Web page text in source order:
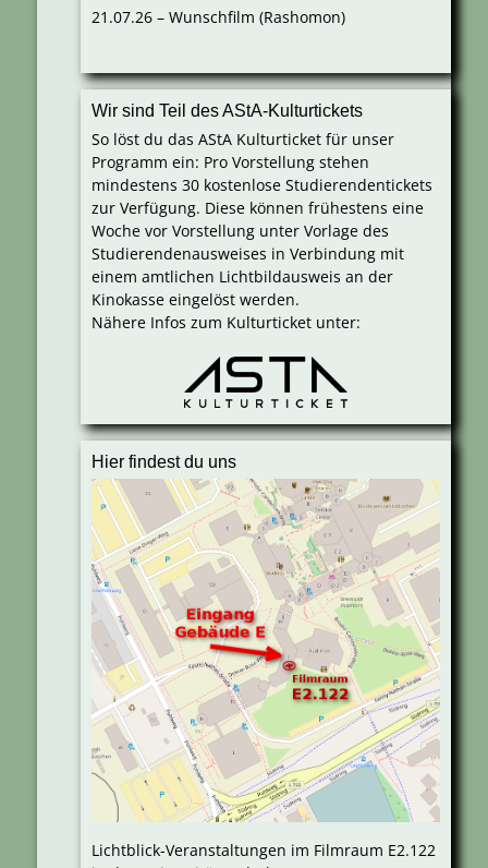
21.07.26 – Wunschfilm (Rashomon)
Wir sind Teil des AStA-Kulturtickets
So löst du das AStA Kulturticket für unser
Programm ein: Pro Vorstellung stehen
mindestens 30 kostenlose Studierendentickets
zur Verfügung. Diese können frühestens eine
Woche vor Vorstellung unter Vorlage des
Studierendenausweises in Verbindung mit
einem amtlichen Lichtbildausweis an der
Kinokasse eingelöst werden.
Nähere Infos zum Kulturticket unter:
Hier findest du uns
Lichtblick-Veranstaltungen im Filmraum E2.122